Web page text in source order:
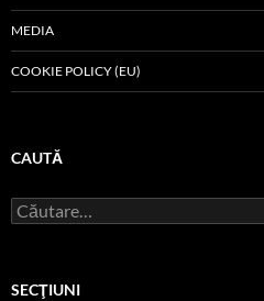
MEDIA
COOKIE POLICY (EU)
CAUTĂ
Caută
după:
SECŢIUNI